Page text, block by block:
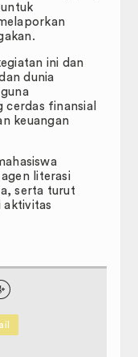
ini dan
dunia
cerdas finansial
keuangan
literasi
serta turut
aktivitas